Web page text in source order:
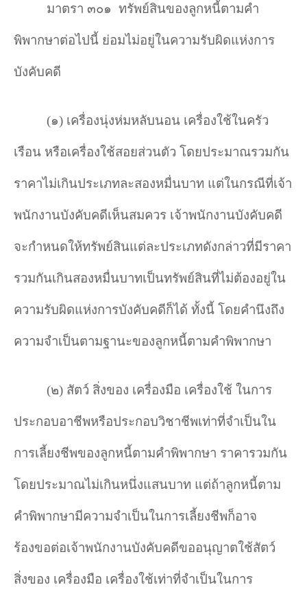
มาตรา ๓๐๑ ทรัพย์สินของลูกหนี้ตามคำ
พิพากษาต่อไปนี้ ย่อมไม่อยู่ในความรับผิดแห่งการ
บังคับคดี
(๑) เครื่องนุ่งห่มหลับนอน เครื่องใช้ในครัว
เรือน หรือเครื่องใช้สอยส่วนตัว โดยประมาณรวมกัน
ราคาไม่เกินประเภทละสองหมื่นบาท แต่ในกรณีที่เจ้า
พนักงานบังคับคดีเห็นสมควร เจ้าพนักงานบังคับคดี
จะกำหนดให้ทรัพย์สินแต่ละประเภทดังกล่าวที่มีราคา
รวมกันเกินสองหมื่นบาทเป็นทรัพย์สินที่ไม่ต้องอยู่ใน
ความรับผิดแห่งการบังคับคดีก็ได้ ทั้งนี้ โดยคำนึงถึง
ความจำเป็นตามฐานะของลูกหนี้ตามคำพิพากษา
(๒) สัตว์ สิ่งของ เครื่องมือ เครื่องใช้ ในการ
ประกอบอาชีพหรือประกอบวิชาชีพเท่าที่จำเป็นใน
การเลี้ยงชีพของลูกหนี้ตามคำพิพากษา ราคารวมกัน
โดยประมาณไม่เกินหนึ่งแสนบาท แต่ถ้าลูกหนี้ตาม
คำพิพากษามีความจำเป็นในการเลี้ยงชีพก็อาจ
ร้องขอต่อเจ้าพนักงานบังคับคดีขออนุญาตใช้สัตว์
สิ่งของ เครื่องมือ เครื่องใช้เท่าที่จำเป็นในการ